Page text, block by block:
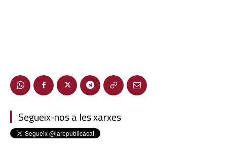
Segueix-nos a les xarxes